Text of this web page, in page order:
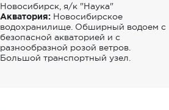
Новосибирск, я/к "Наука"
Акватория: Новосибирское
водохранилище. Обширный водоем с
безопасной акваторией и с
разнообразной розой ветров.
Большой транспортный узел.